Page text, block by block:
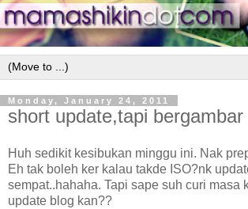
Monday, January 24, 2011
short update,tapi bergambar
Huh sedikit kesibukan minggu ini. Nak
Eh tak boleh ker kalau takde ISO?nk
sempat..hahaha. Tapi sape suh curi masa
update blog kan??